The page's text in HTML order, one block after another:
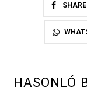
SHARE
HASONLÓ